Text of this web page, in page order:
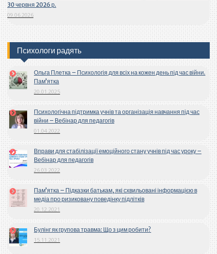
30 червня 2026 р.
09.06.2026
Психологи радять
Ольга Плетка – Психологія для всіх на кожен день під час війни.
Пам’ятка
20.01.2025
Психологічна підтримка учнів та організація навчання під час
війни – Вебінар для педагогів
01.04.2022
Вправи для стабілізації емоційного стану учнів під час уроку –
Вебінар для педагогів
26.03.2022
Пам’ятка – Підказки батькам, які схвильовані інформацією в
медіа про ризиковану поведінку підлітків
20.12.2021
Булінг як групова травма: Що з цим робити?
15.11.2021